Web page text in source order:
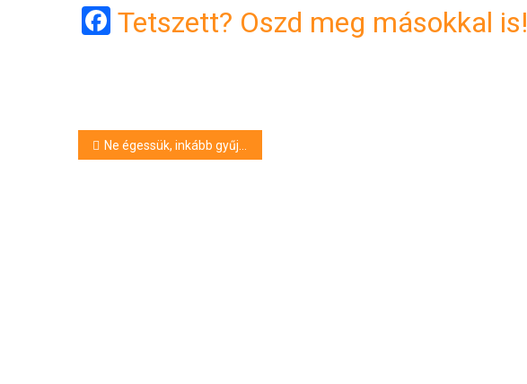
Facebook
Tetszett? Oszd meg másokkal is!
Bejegyzés
Ne égessük, inkább gyűjtsük össze!